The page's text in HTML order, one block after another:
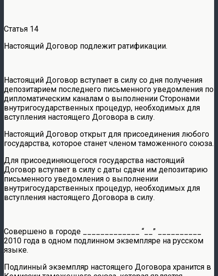
Статья 14
Настоящий Договор подлежит ратификации.
Настоящий Договор вступает в силу со дня получения
депозитарием последнего письменного уведомления по
дипломатическим каналам о выполнении Сторонами
внутригосударственных процедур, необходимых для
вступления настоящего Договора в силу.
Настоящий Договор открыт для присоединения любого
государства, которое станет членом таможенного союза.
Для присоединяющегося государства настоящий
Договор вступает в силу с даты сдачи им депозитарию
письменного уведомления о выполнении
внутригосударственных процедур, необходимых для
вступления настоящего Договора в силу.
Совершено в городе _____________ “__” __________
2010 года в одном подлинном экземпляре на русском
языке.
Подлинный экземпляр настоящего Договора хранится в